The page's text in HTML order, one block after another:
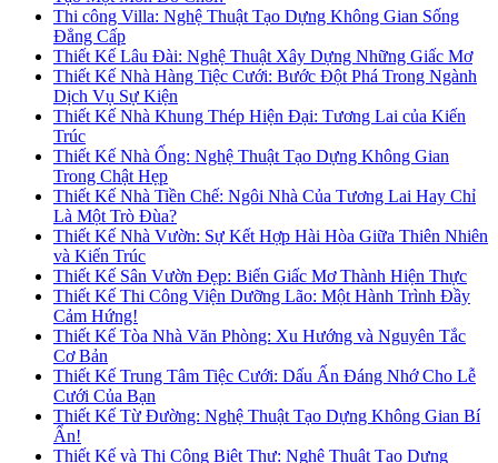
Thi công Villa: Nghệ Thuật Tạo Dựng Không Gian Sống
Đẳng Cấp
Thiết Kế Lâu Đài: Nghệ Thuật Xây Dựng Những Giấc Mơ
Thiết Kế Nhà Hàng Tiệc Cưới: Bước Đột Phá Trong Ngành
Dịch Vụ Sự Kiện
Thiết Kế Nhà Khung Thép Hiện Đại: Tương Lai của Kiến
Trúc
Thiết Kế Nhà Ống: Nghệ Thuật Tạo Dựng Không Gian
Trong Chật Hẹp
Thiết Kế Nhà Tiền Chế: Ngôi Nhà Của Tương Lai Hay Chỉ
Là Một Trò Đùa?
Thiết Kế Nhà Vườn: Sự Kết Hợp Hài Hòa Giữa Thiên Nhiên
và Kiến Trúc
Thiết Kế Sân Vườn Đẹp: Biến Giấc Mơ Thành Hiện Thực
Thiết Kế Thi Công Viện Dưỡng Lão: Một Hành Trình Đầy
Cảm Hứng!
Thiết Kế Tòa Nhà Văn Phòng: Xu Hướng và Nguyên Tắc
Cơ Bản
Thiết Kế Trung Tâm Tiệc Cưới: Dấu Ấn Đáng Nhớ Cho Lễ
Cưới Của Bạn
Thiết Kế Từ Đường: Nghệ Thuật Tạo Dựng Không Gian Bí
Ẩn!
Thiết Kế và Thi Công Biệt Thự: Nghệ Thuật Tạo Dựng